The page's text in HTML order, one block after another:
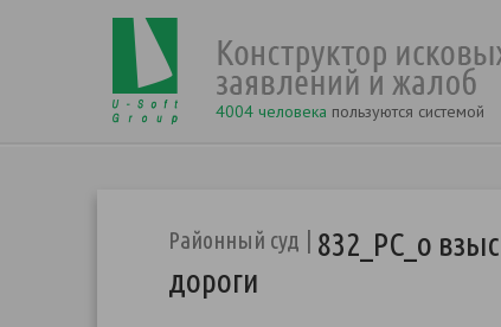
4004 человека пользуются системой
Районный суд
832_РС_о
дороги